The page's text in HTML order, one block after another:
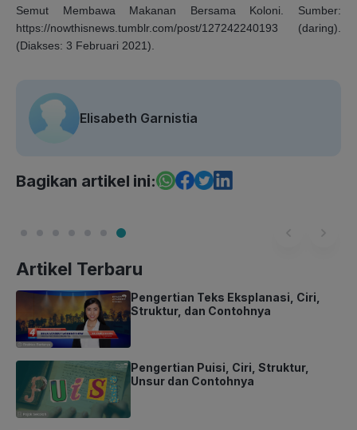
Semut Membawa Makanan Bersama Koloni. Sumber:
https://nowthisnews.tumblr.com/post/127242240193 (daring).
(Diakses: 3 Februari 2021).
Elisabeth Garnistia
Bagikan artikel ini:
Artikel Terbaru
Pengertian Teks Eksplanasi, Ciri,
Struktur, dan Contohnya
Pengertian Puisi, Ciri, Struktur,
Unsur dan Contohnya